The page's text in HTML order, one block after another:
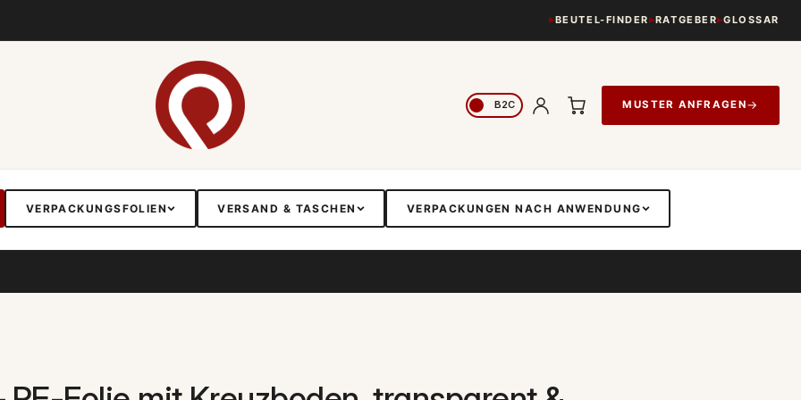
BEUTEL-FINDER RATGEBER GLOSSAR
MUSTER ANFRAGEN→
VERPACKUNGSFOLIEN VERSAND & TASCHEN VERPACKUNGEN NACH ANWENDUNG